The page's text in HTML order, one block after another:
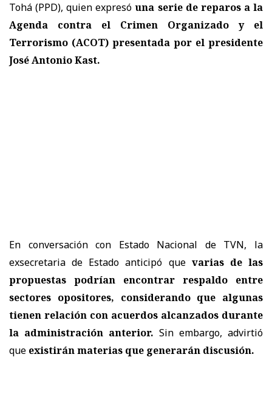
Tohá (PPD), quien expresóuna serie de reparos a la
Agenda contra el Crimen Organizado y el
Terrorismo (ACOT) presentada por el presidente
José Antonio Kast.
En conversación con Estado Nacional de TVN, la
exsecretaria de Estado anticipó que varias de las
propuestas podrían encontrar respaldo entre
sectores opositores, considerando que algunas
tienen relación con acuerdos alcanzados durante
la administración anterior. Sin embargo, advirtió
que existirán materias que generarán discusión.